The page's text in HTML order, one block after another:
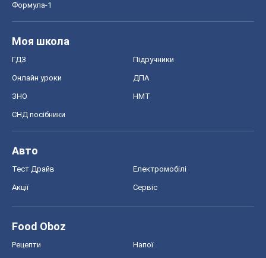
Формула-1
Моя школа
ГДЗ Підручники
Онлайн уроки ДПА
ЗНО НМТ
СНД посібники
Авто
Тест Драйв Електромобілі
Акції Сервіс
Food Oboz
Рецепти Напої